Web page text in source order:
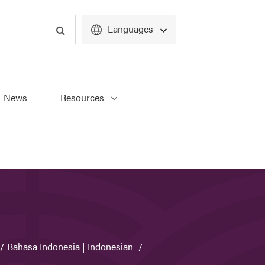
Search Languages
News Resources
Bahasa Indonesia | Indonesian